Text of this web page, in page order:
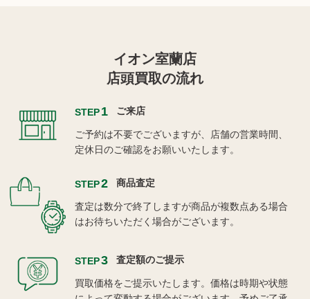
イオン室蘭店
店頭買取の流れ
STEP1 ご来店
ご予約は不要でございますが、店舗の営業時間、
定休日のご確認をお願いいたします。
STEP2 商品査定
査定は数分で終了しますが商品が複数点ある場合
はお待ちいただく場合がございます。
STEP3 査定額のご提示
買取価格をご提示いたします。価格は時期や状態